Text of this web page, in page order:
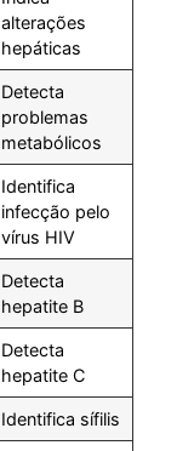
alterações
hepáticas
Detecta
problemas
metabólicos
Identifica
infecção pelo
vírus HIV
Detecta
hepatite B
Detecta
hepatite C
Identifica sífilis